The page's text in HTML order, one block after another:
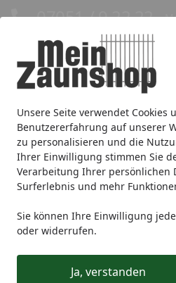
Unsere Seite verwendet
Benutzererfahrung auf unserer
zu personalisieren und die
Ihrer Einwilligung stimmen Sie
Verarbeitung Ihrer persönlichen
Surferlebnis und mehr
Sie können Ihre Einwilligung
oder widerrufen.
Ja, verstanden
Eigene
07051 / 9 22 22
Sichtschutz Doppelstabmatte
Zaunmarken
Sichtschutz Kunststoff